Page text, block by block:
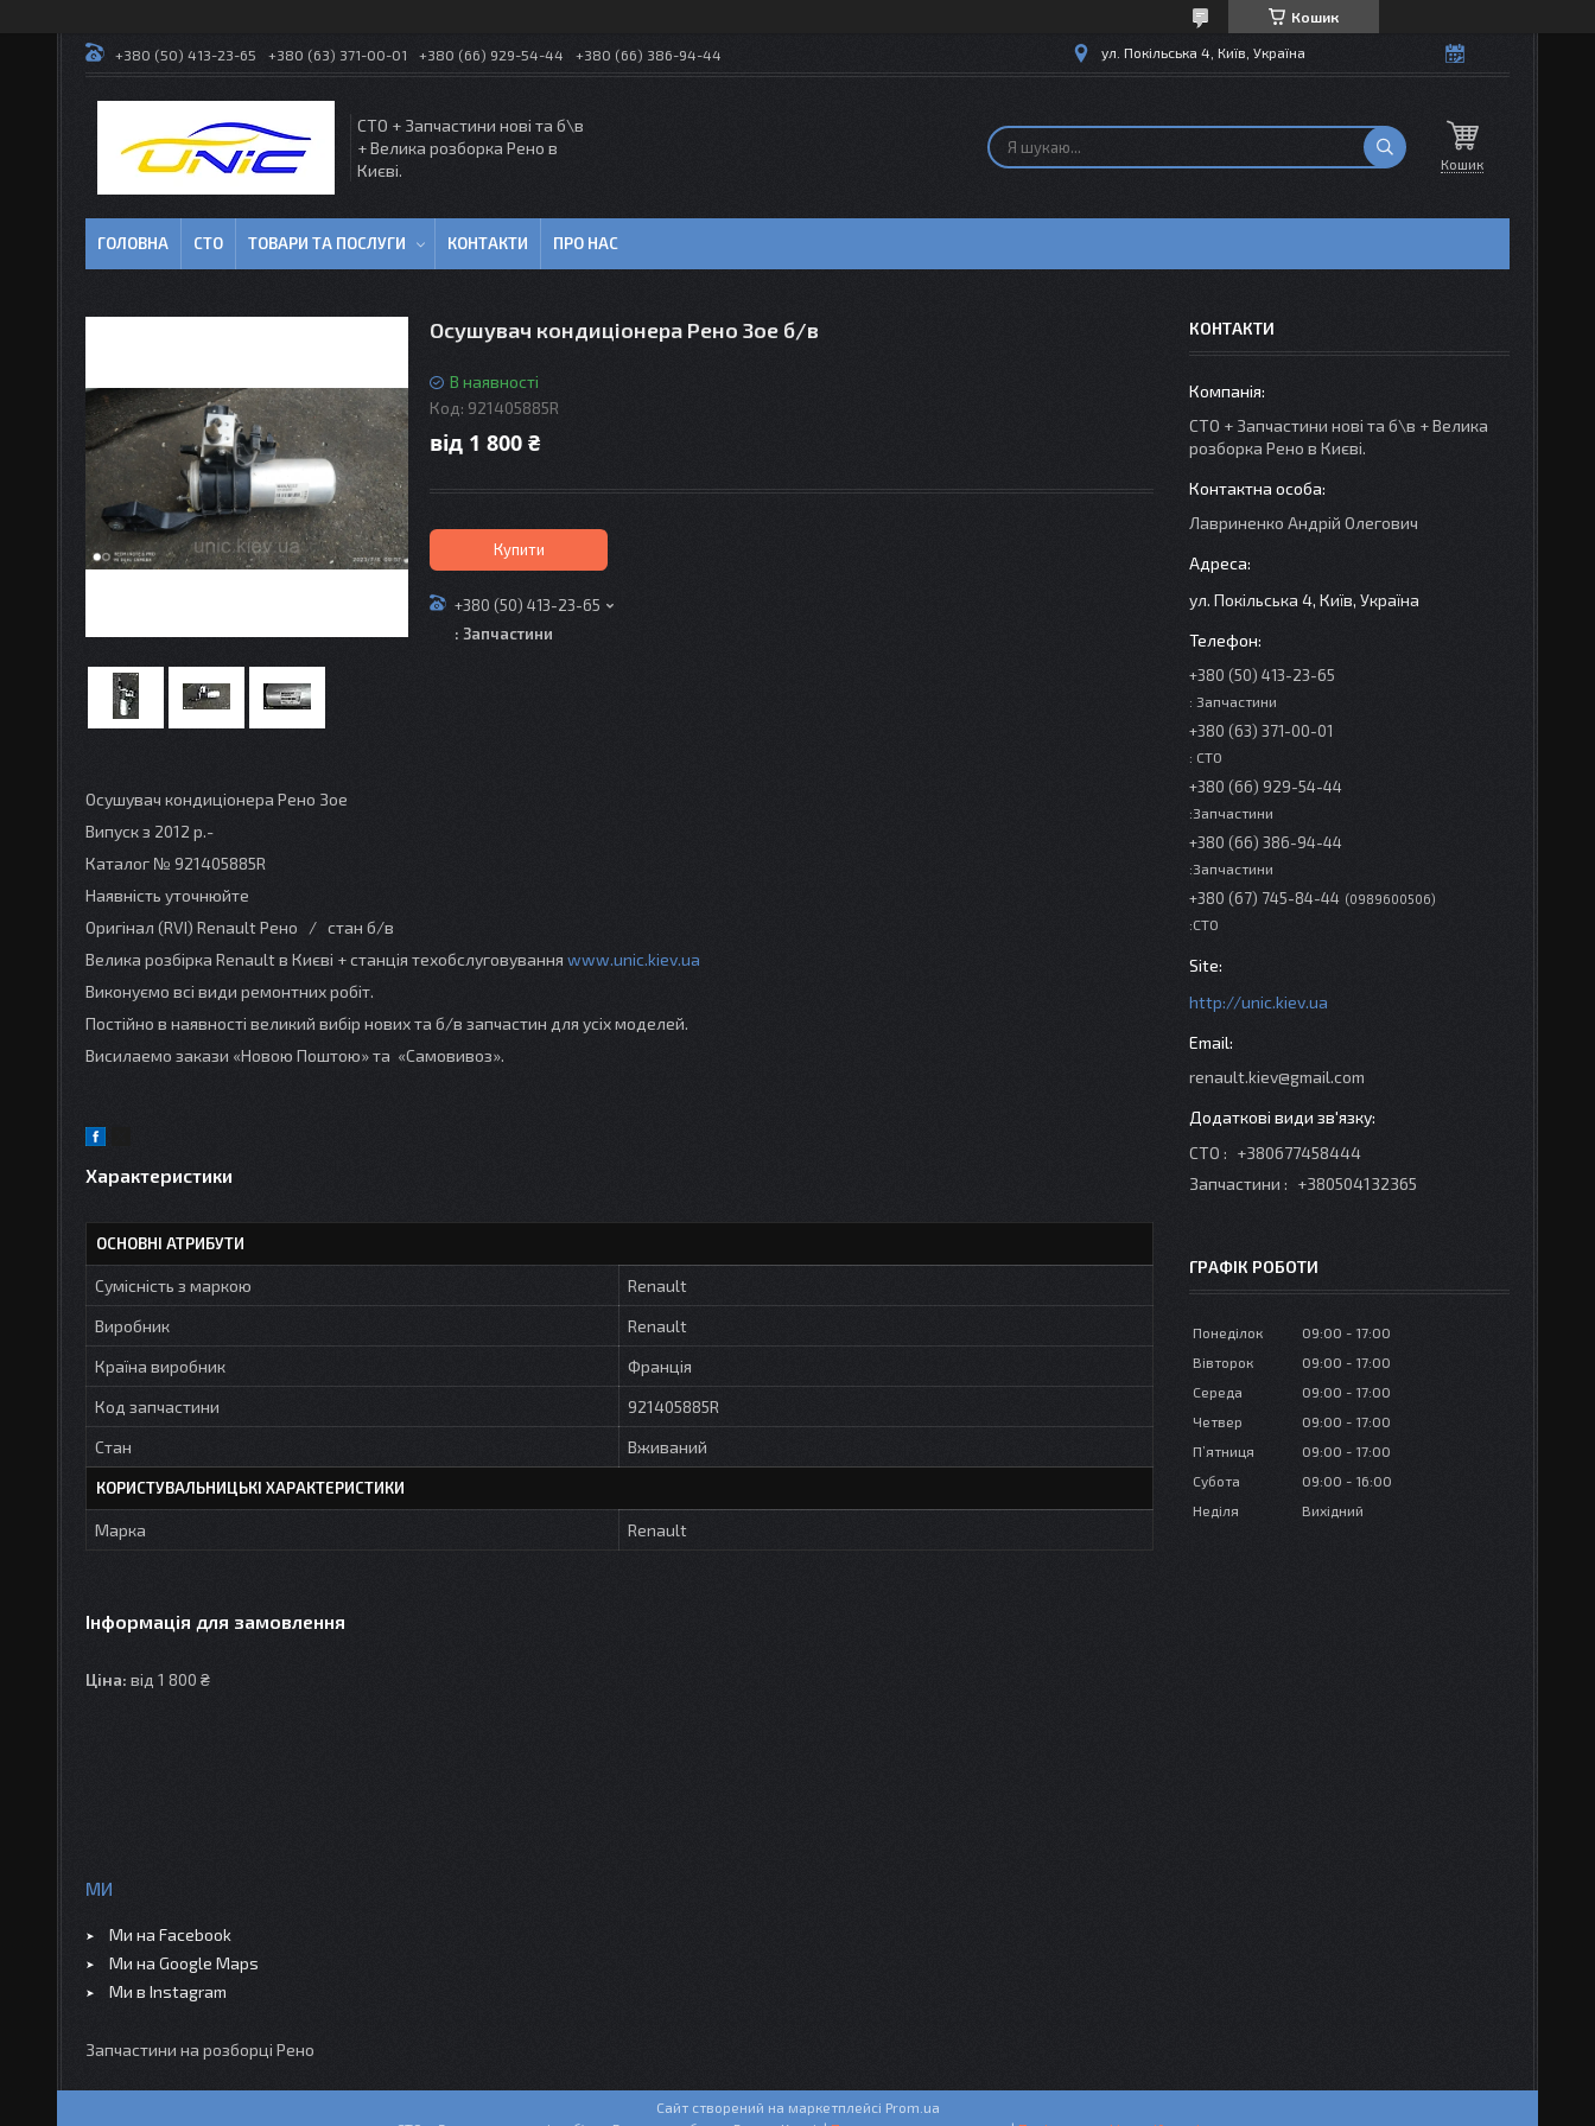
Кошик
+380 (50) 413-23-65 +380 (63) 371-00-01 +380 (66) 929-54-44 +380 (66) 386-94-44 ул. Покільська 4, Київ, Україна
СТО + Запчастини нові та б\в
+ Велика розборка Рено в
Києві.
Кошик
ГОЛОВНА СТО ТОВАРИ ТА ПОСЛУГИ КОНТАКТИ ПРО НАС
Осушувач кондиціонера Рено Зое б/в
В наявності
Код: 921405885R
від 1 800 ₴
Купити
+380 (50) 413-23-65
: Запчастини
Осушувач кондиціонера Рено Зое
Випуск з 2012 р.-
Каталог № 921405885R
Наявність уточнюйте
Оригінал (RVI) Renault Рено / стан б/в
Велика розбірка Renault в Києві + станція техобслуговування www.unic.kiev.ua
Виконуємо всі види ремонтних робіт.
Постійно в наявності великий вибір нових та б/в запчастин для усіх моделей.
Висилаемо закази «Новою Поштою» та «Самовивоз».
Характеристики
ОСНОВНІ АТРИБУТИ
Сумісність з маркою
Renault
Виробник
Renault
Країна виробник
Франція
Код запчастини
921405885R
Стан
Вживаний
КОРИСТУВАЛЬНИЦЬКІ ХАРАКТЕРИСТИКИ
Марка Renault
Інформація для замовлення
Ціна: від 1 800 ₴
КОНТАКТИ
СТО + Запчастини нові та б\в + Велика
розборка Рено в Києві.
Лавриненко Андрій Олегович
ул. Покільська 4, Київ, Україна
+380 (50) 413-23-65
: Запчастини
+380 (63) 371-00-01
: СТО
+380 (66) 929-54-44
:Запчастини
+380 (66) 386-94-44
:Запчастини
+380 (67) 745-84-44 0989600506
:СТО
http://unic.kiev.ua
renault.kiev@gmail.com
СТО
+380677458444
Запчастини
+380504132365
ГРАФІК РОБОТИ
Понеділок 09:00
17:00
Вівторок
09:00
17:00
Середа
09:00
17:00
Четвер
09:00
17:00
Пʼятниця
09:00
17:00
Субота
09:00
16:00
Неділя
Вихідний
МИ
Ми на Facebook
Ми на Google Maps
Ми в Instagram
Запчастини на розборці Рено
Сайт створений на маркетплейсі Prom.ua